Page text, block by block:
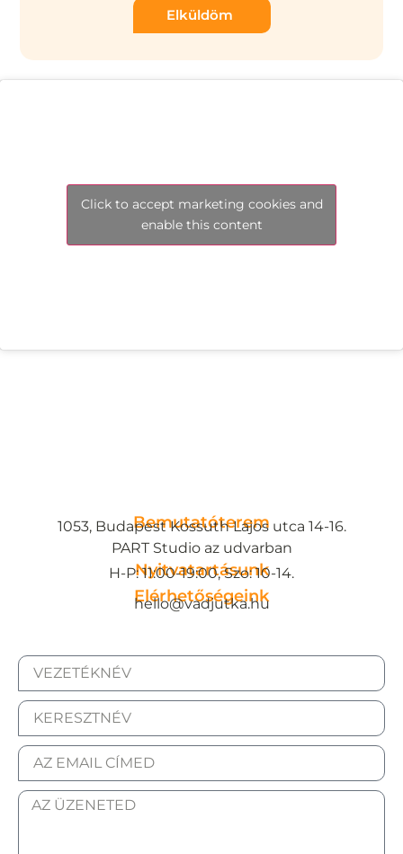
Elküldöm
Click to accept marketing cookies and
enable this content
Bemutatóterem
1053, Budapest Kossuth Lajos utca 14-16.
PART Studio az udvarban
Nyitvatartásunk
H-P: 11:00-19:00, Szo: 10-14.
Elérhetőségeink
hello@vadjutka.hu